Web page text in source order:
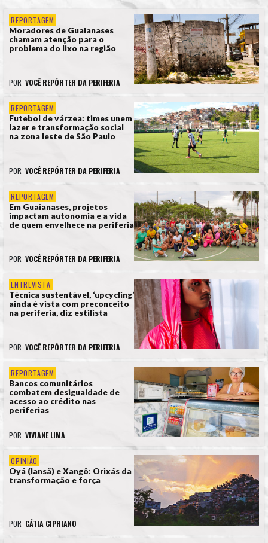
REPORTAGEM
Moradores de Guaianases
chamam atenção para o
problema do lixo na região
POR VOCÊ REPÓRTER DA PERIFERIA
REPORTAGEM
Futebol de várzea: times unem
lazer e transformação social
na zona leste de São Paulo
POR VOCÊ REPÓRTER DA PERIFERIA
REPORTAGEM
Em Guaianases, projetos
impactam autonomia e a vida
de quem envelhece na periferia
POR VOCÊ REPÓRTER DA PERIFERIA
ENTREVISTA
Técnica sustentável, ‘upcycling’
ainda é vista com preconceito
na periferia, diz estilista
POR VOCÊ REPÓRTER DA PERIFERIA
REPORTAGEM
Bancos comunitários
combatem desigualdade de
acesso ao crédito nas
periferias
POR VIVIANE LIMA
OPINIÃO
Oyá (Iansã) e Xangô: Orixás da
transformação e força
POR CÁTIA CIPRIANO